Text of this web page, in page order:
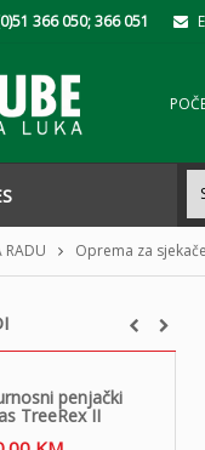
366 050; 366 051
RADU Oprema za sjekače
penjački
TreeRex II